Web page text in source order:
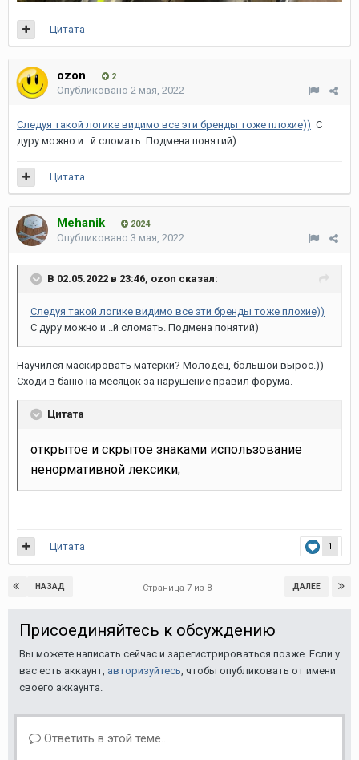
Цитата
ozon 2
Опубликовано 2 мая, 2022
Следуя такой логике видимо все эти бренды тоже плохие)) С
дуру можно и ..й сломать. Подмена понятий)
Цитата
Mehanik 2024
Опубликовано 3 мая, 2022
В 02.05.2022 в 23:46, ozon сказал:
Следуя такой логике видимо все эти бренды тоже плохие))
С дуру можно и ..й сломать. Подмена понятий)
Научился маскировать матерки? Молодец, большой вырос.))
Сходи в баню на месяцок за нарушение правил форума.
Цитата
открытое и скрытое знаками использование
ненормативной лексики;
1
Цитата
НАЗАД ДАЛЕЕ
Страница 7 из 8
Присоединяйтесь к обсуждению
Вы можете написать сейчас и зарегистрироваться позже. Если у
вас есть аккаунт, авторизуйтесь, чтобы опубликовать от имени
своего аккаунта.
Ответить в этой теме...